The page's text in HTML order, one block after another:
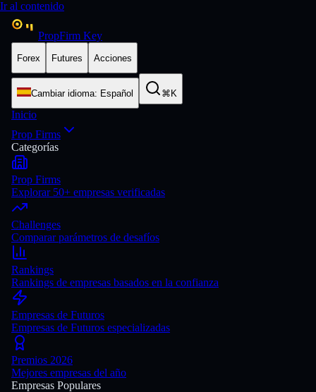
Ir al contenido
PropFirm Key
Forex Futures Acciones
Cambiar idioma: Español ⌘K
Inicio
Prop Firms
Categorías
Prop Firms
Explorar 50+ empresas verificadas
Challenges
Comparar parámetros de desafíos
Rankings
Rankings de empresas basados en la confianza
Empresas de Futuros
Empresas de Futuros especializadas
Premios 2026
Mejores empresas del año
Empresas Populares